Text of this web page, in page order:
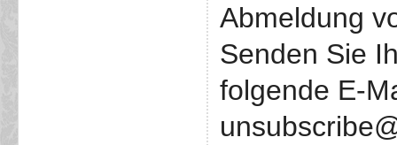
Abmeldung
Senden Sie
folgende E-